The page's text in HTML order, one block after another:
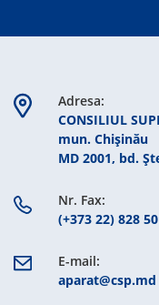
Adresa:
CONSILIUL
mun. Chişinău
MD 2001, bd.
Nr. Fax:
(+373 22) 828
E-mail:
aparat@csp.md